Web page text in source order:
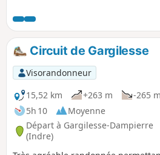
Circuit de Gargilesse
Visorandonneur
15,52 km
+263 m
-265 m
5h 10
Moyenne
Départ à Gargilesse-Dampierre
(Indre)